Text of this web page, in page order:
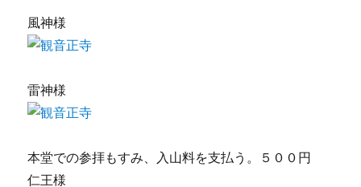
風神様
雷神様
本堂での参拝もすみ、入山料を支払う。５００円
仁王様